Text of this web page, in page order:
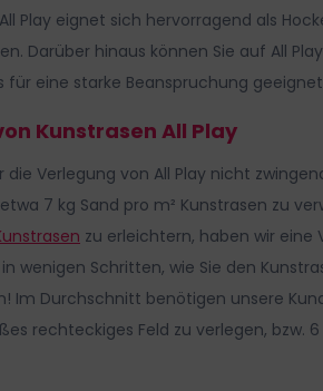
Play eignet sich hervorragend als
Darüber hinaus können Sie auf All
für eine starke Beanspruchung
Kunstrasen All Play
die Verlegung von All Play nicht
7 kg Sand pro m² Kunstrasen zu
zu erleichtern, haben wir
in wenigen Schritten, wie Sie den
Im Durchschnitt benötigen unsere
rechteckiges Feld zu verlegen, bzw.